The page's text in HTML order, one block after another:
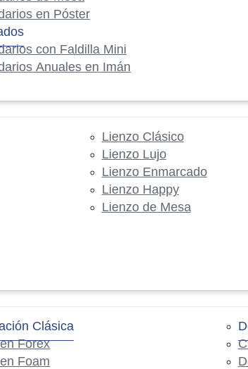
en Póster
con Faldilla Mini
Anuales en Imán
Lienzo Clásico
Lienzo Lujo
Lienzo Enmarcado
Lienzo Happy
Lienzo de Mesa
Clásica
Forex
Foam